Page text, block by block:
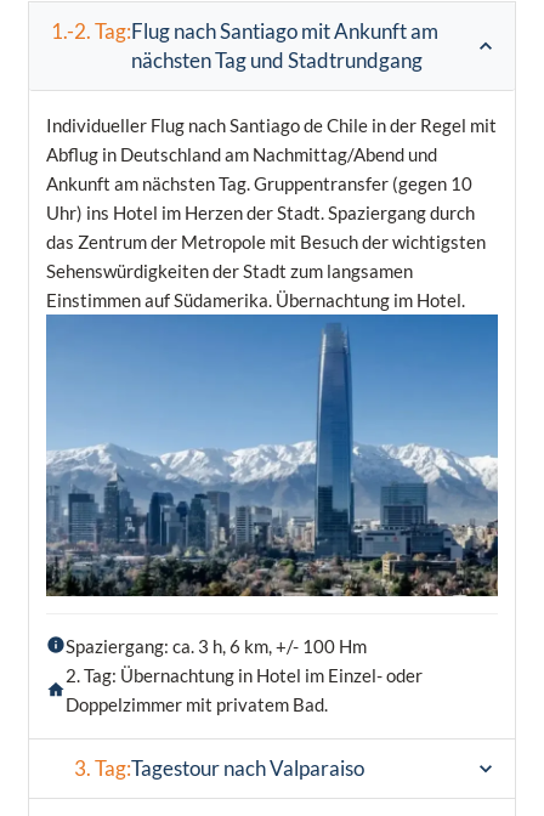
1.-2. Tag:Flug nach Santiago mit Ankunft am
nächsten Tag und Stadtrundgang
Individueller Flug nach Santiago de Chile in der Regel mit
Abflug in Deutschland am Nachmittag/Abend und
Ankunft am nächsten Tag. Gruppentransfer (gegen 10
Uhr) ins Hotel im Herzen der Stadt. Spaziergang durch
das Zentrum der Metropole mit Besuch der wichtigsten
Sehenswürdigkeiten der Stadt zum langsamen
Einstimmen auf Südamerika. Übernachtung im Hotel.
Spaziergang: ca. 3 h, 6 km, +/- 100 Hm
2. Tag: Übernachtung in Hotel im Einzel- oder
Doppelzimmer mit privatem Bad.
3. Tag:Tagestour nach Valparaiso